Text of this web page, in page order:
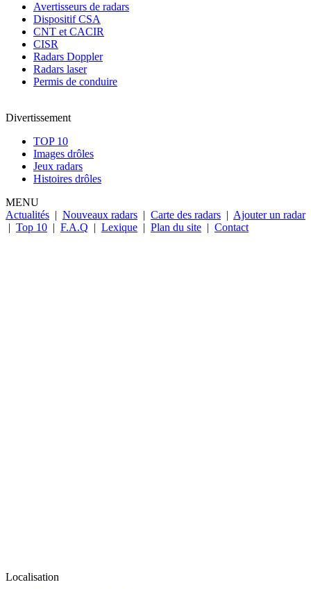
Avertisseurs de radars
Dispositif CSA
CNT et CACIR
CISR
Radars Doppler
Radars laser
Permis de conduire
Divertissement
TOP 10
Images drôles
Jeux radars
Histoires drôles
MENU
Actualités | Nouveaux radars | Carte des radars | Ajouter un radar
| Top 10 | F.A.Q | Lexique | Plan du site | Contact
Localisation